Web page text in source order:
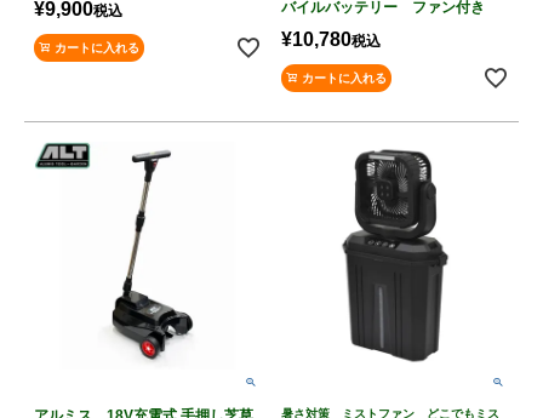
¥9,900税込
カートに入れる
バイルバッテリー ファン付き
¥10,780税込
カートに入れる
暑さ対策 ミストファン どこでもミス